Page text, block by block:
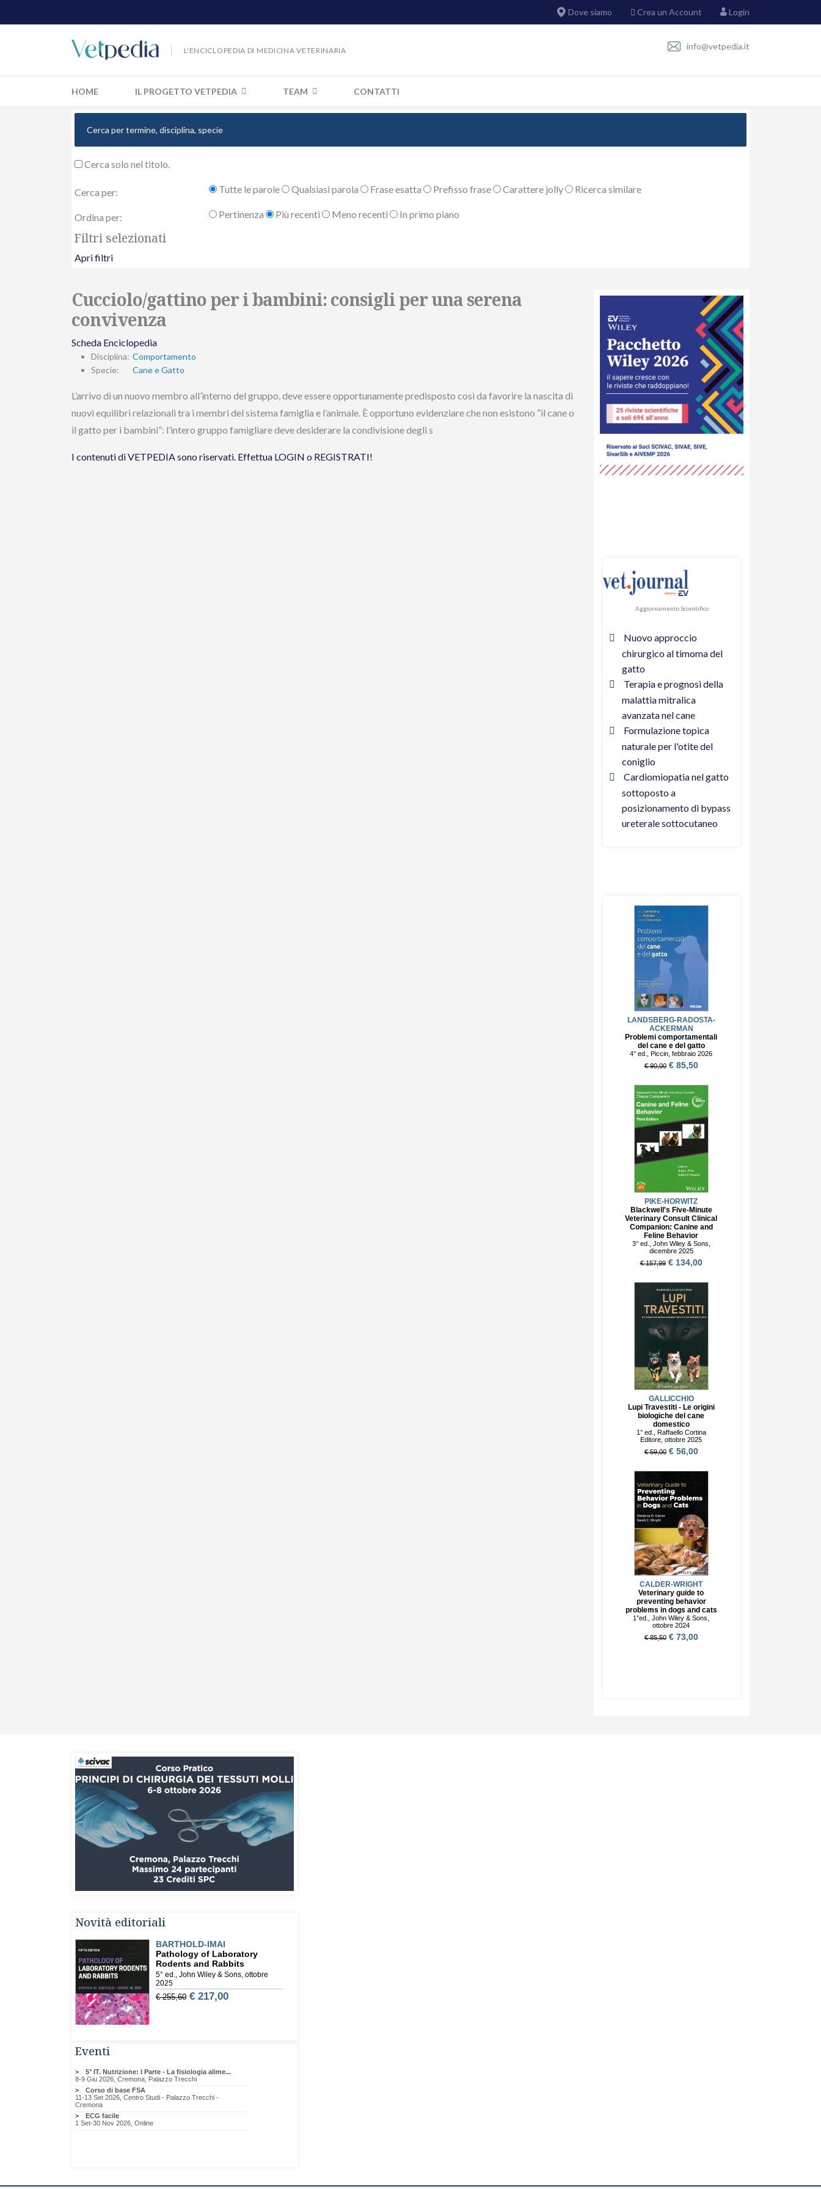
Dove siamo Crea un Account Login
L'ENCICLOPEDIA DI MEDICINA VETERINARIA info@vetpedia.it
HOME IL PROGETTO VETPEDIA TEAM CONTATTI
Cerca solo nel titolo.
Cerca per: Tutte le parole Qualsiasi parola Frase esatta Prefisso frase Carattere jolly Ricerca similare
Ordina per: Pertinenza Più recenti Meno recenti In primo piano
Filtri selezionati
Apri filtri
Cucciolo/gattino per i bambini: consigli per una serena
convivenza
Scheda Enciclopedia
Disciplina: Comportamento
Specie:
Cane e Gatto
L’arrivo di un nuovo membro all’interno del gruppo, deve essere opportunamente predisposto così da favorire la nascita di
nuovi equilibri relazionali tra i membri del sistema famiglia e l’animale. È opportuno evidenziare che non esistono “il cane o
il gatto per i bambini”: l’intero gruppo famigliare deve desiderare la condivisione degli s
I contenuti di VETPEDIA sono riservati. Effettua LOGIN o REGISTRATI!
Aggiornamento Scientifico
Nuovo approccio
chirurgico al timoma del
gatto
Terapia e prognosi della
malattia mitralica
avanzata nel cane
Formulazione topica
naturale per l'otite del
coniglio
Cardiomiopatia nel gatto
sottoposto a
posizionamento di bypass
ureterale sottocutaneo
Novità editoriali
Eventi